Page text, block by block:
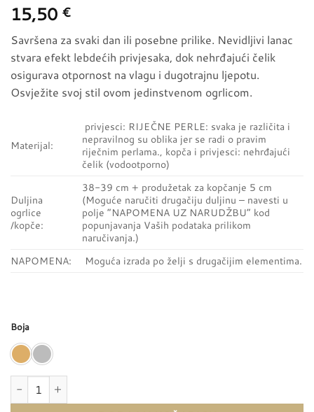
15,50 €
Savršena za svaki dan ili posebne prilike. Nevidljivi lanac
stvara efekt lebdećih privjesaka, dok nehrđajući čelik
osigurava otpornost na vlagu i dugotrajnu ljepotu.
Osvježite svoj stil ovom jedinstvenom ogrlicom.
Materijal:
privjesci: RIJEČNE PERLE: svaka je različita i
nepravilnog su oblika jer se radi o pravim
riječnim perlama., kopča i privjesci: nehrđajući
čelik (vodootporno)
Duljina
ogrlice
/kopče:
38-39 cm + produžetak za kopčanje 5 cm
(Moguće naručiti drugačiju duljinu – navesti u
polje “NAPOMENA UZ NARUDŽBU” kod
popunjavanja Vaših podataka prilikom
naručivanja.)
NAPOMENA:
Moguća izrada po želji s drugačijim elementima.
Boja
Ogrlica - nevidljivica LUNA GLOW (riječne perle) količina